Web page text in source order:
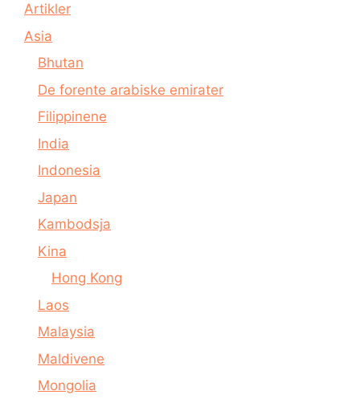
Artikler
Asia
Bhutan
De forente arabiske emirater
Filippinene
India
Indonesia
Japan
Kambodsja
Kina
Hong Kong
Laos
Malaysia
Maldivene
Mongolia